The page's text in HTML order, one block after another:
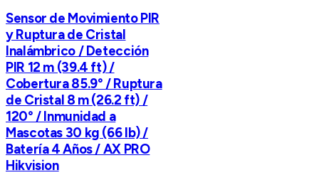
Sensor de Movimiento PIR
y Ruptura de Cristal
Inalámbrico / Detección
PIR 12 m (39.4 ft) /
Cobertura 85.9° / Ruptura
de Cristal 8 m (26.2 ft) /
120° / Inmunidad a
Mascotas 30 kg (66 lb) /
Batería 4 Años / AX PRO
Hikvision